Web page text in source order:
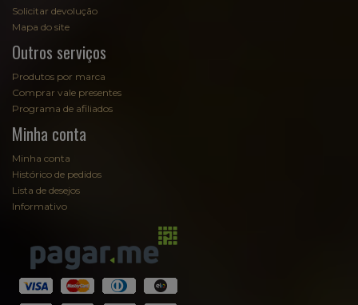
Solicitar devolução
Mapa do site
Outros serviços
Produtos por marca
Comprar vale presentes
Programa de afiliados
Minha conta
Minha conta
Histórico de pedidos
Lista de desejos
Informativo